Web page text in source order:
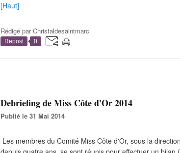
[Haut]
Rédigé parChristaldesaintmarc
Repost 0
Debriefing de Miss Côte d'Or 2014
Publié le 31 Mai 2014
Les membres du Comité Miss Côte d'Or, sous la